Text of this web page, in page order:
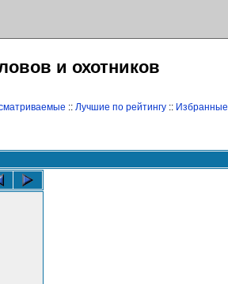
и охотников
:: Лучшие по рейтингу:: Избранные